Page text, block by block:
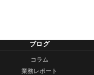
ブログ
コラム
業務レポート